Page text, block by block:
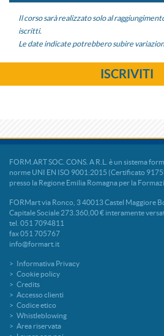
Il corso sarà realizzato solo al
iscritti.
Le date indicate potrebbero subire
ISCRIVITI
FORM.ART SOC. CONS. A R.L. è un sistema
norme UNI EN ISO 9001:2015 (Certificato
presso la Regione Emilia Romagna per la
FORMart via Ronco, 3 40013 Castel Maggiore
Capitale Sociale 273.360,00 € interamente
tel. 051 7094811
fax 051 705767
info@formart.it
Informativa Privacy
Cookie policy
Credits
Accesso clienti
Codice etico
Whistleblowing
Area riservata